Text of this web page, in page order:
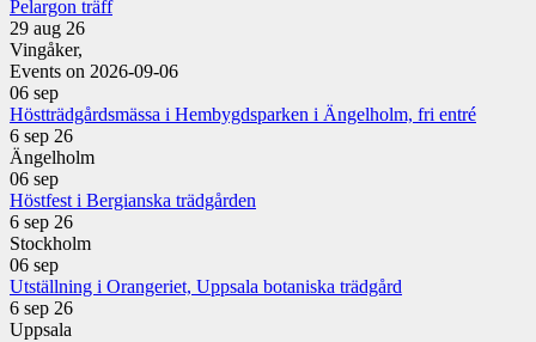
Pelargon träff
29 aug 26
Vingåker,
Events on 2026-09-06
06 sep
Höstträdgårdsmässa i Hembygdsparken i Ängelholm, fri entré
6 sep 26
Ängelholm
06 sep
Höstfest i Bergianska trädgården
6 sep 26
Stockholm
06 sep
Utställning i Orangeriet, Uppsala botaniska trädgård
6 sep 26
Uppsala